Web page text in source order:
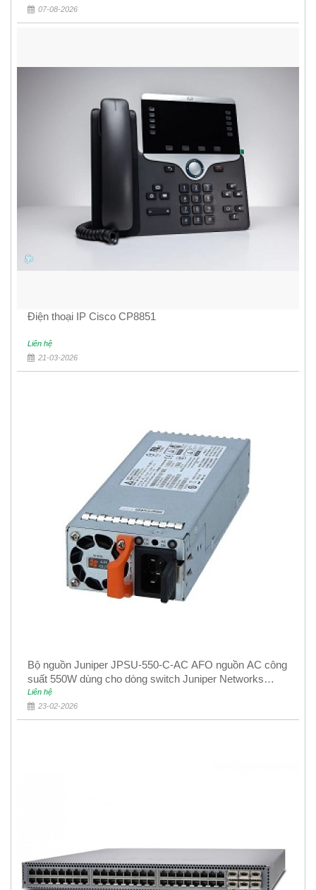
07-08-2026
Điện thoại IP Cisco CP8851
Liên hệ
21-03-2026
Bộ nguồn Juniper JPSU-550-C-AC AFO nguồn AC công
suất 550W dùng cho dòng switch Juniper Networks
EX4400
Liên hệ
23-02-2026